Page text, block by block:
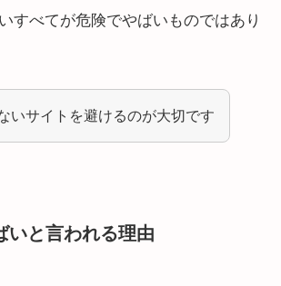
すべてが危険でやばいものではあり
いサイトを避けるのが大切です
いと言われる理由